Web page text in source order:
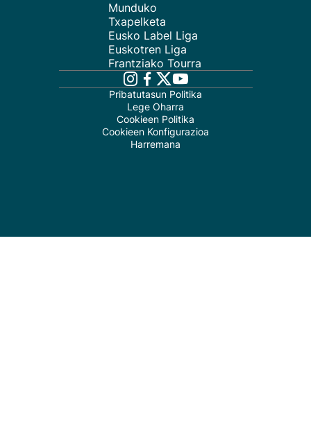
Munduko
Txapelketa
Eusko Label Liga
Euskotren Liga
Frantziako Tourra
Pribatutasun Politika
Lege Oharra
Cookieen Politika
Cookieen Konfigurazioa
Harremana